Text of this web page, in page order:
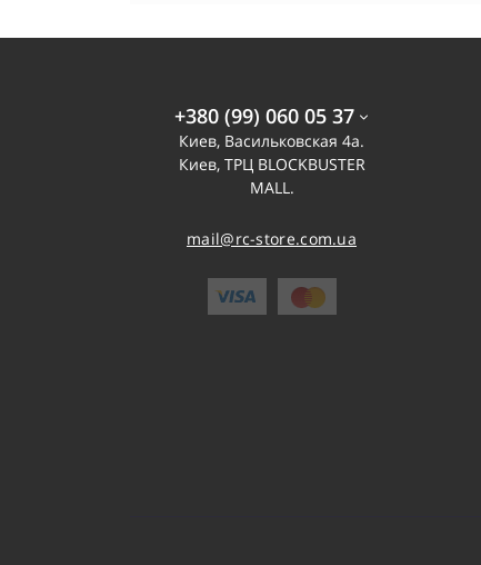
+380 (99) 060 05 37
Киев, Васильковская 4а.
Киев, ТРЦ BLOCKBUSTER
MALL.
mail@rc-store.com.ua